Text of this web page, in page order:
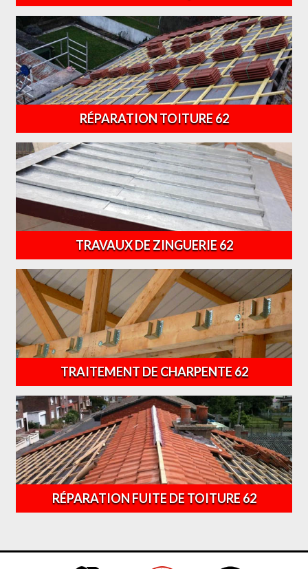
RÉPARATION TOITURE 62
TRAVAUX DE ZINGUERIE 62
TRAITEMENT DE CHARPENTE 62
RÉPARATION FUITE DE TOITURE 62